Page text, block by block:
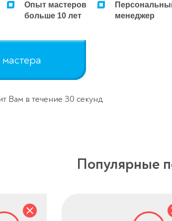
Опыт мастеров
больше 10 лет
менеджер
Вам в течение 30 секунд
Популярные